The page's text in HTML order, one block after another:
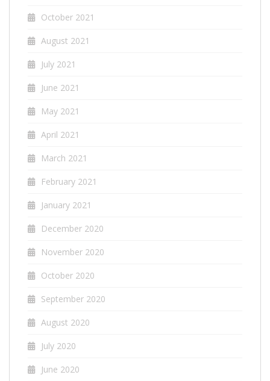
October 2021
August 2021
July 2021
June 2021
May 2021
April 2021
March 2021
February 2021
January 2021
December 2020
November 2020
October 2020
September 2020
August 2020
July 2020
June 2020